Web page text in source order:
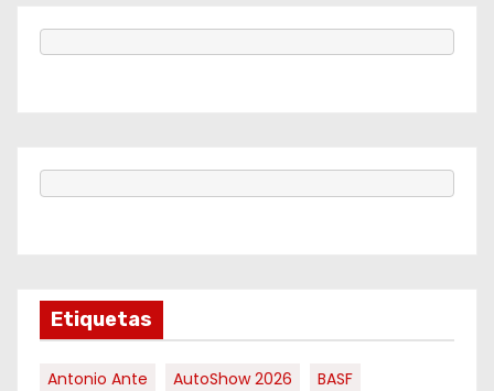
Etiquetas
Antonio Ante AutoShow 2026
BASF